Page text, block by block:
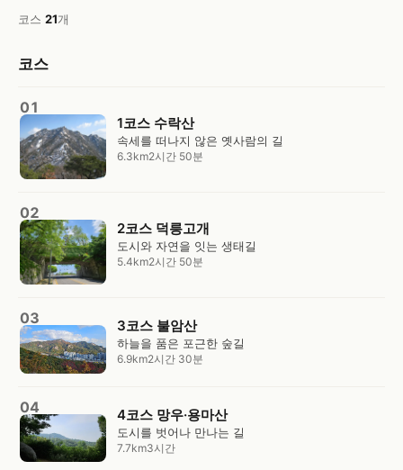
코스 21개
코스
01
1코스 수락산
속세를 떠나지 않은 옛사람의 길
6.3km2시간 50분
02
2코스 덕릉고개
도시와 자연을 잇는 생태길
5.4km2시간 50분
03 3코스 불암산
하늘을 품은 포근한 숲길
6.9km2시간 30분
04 4코스 망우·용마산
도시를 벗어나 만나는 길
7.7km3시간